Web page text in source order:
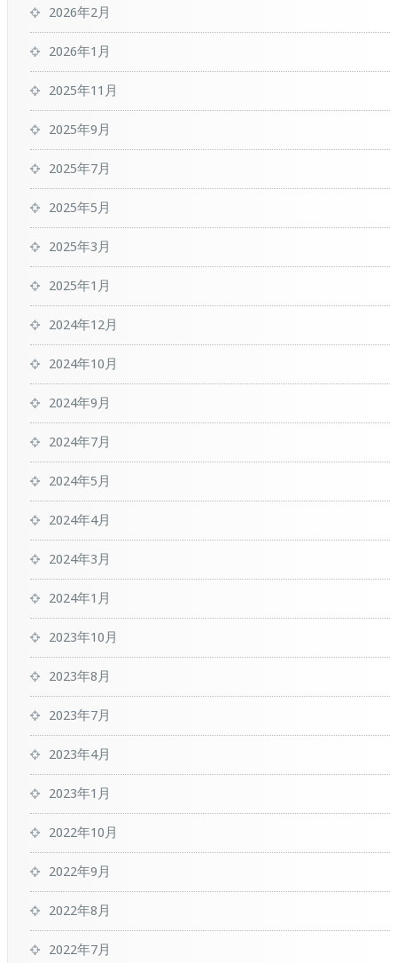
2026年2月
2026年1月
2025年11月
2025年9月
2025年7月
2025年5月
2025年3月
2025年1月
2024年12月
2024年10月
2024年9月
2024年7月
2024年5月
2024年4月
2024年3月
2024年1月
2023年10月
2023年8月
2023年7月
2023年4月
2023年1月
2022年10月
2022年9月
2022年8月
2022年7月